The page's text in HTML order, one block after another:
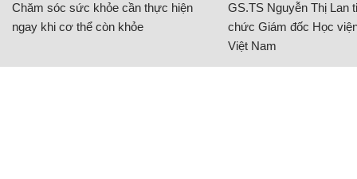
Chăm sóc sức khỏe cần thực hiện
ngay khi cơ thể còn khỏe
GS.TS Nguyễn Thị Lan
chức Giám đốc Học
Việt Nam